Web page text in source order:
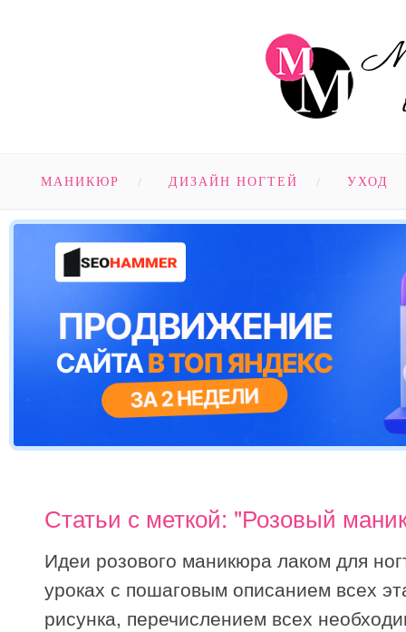
МАНИКЮР ДИЗАЙН НОГТЕЙ УХОД
Статьи с меткой: "Розовый
Идеи розового маникюра лаком для
уроках с пошаговым описанием всех
рисунка, перечислением всех